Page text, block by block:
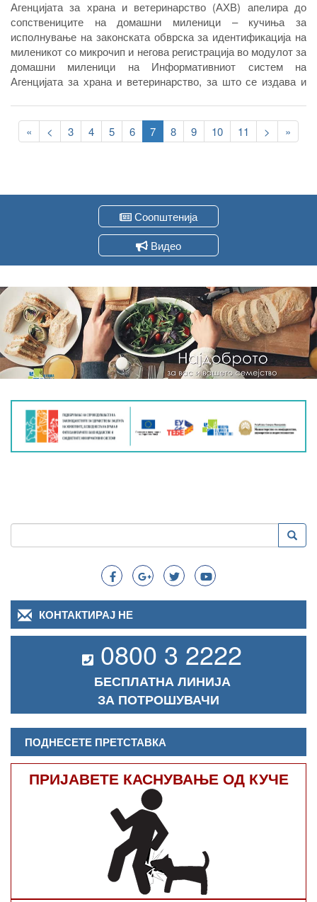
Агенцијата за храна и ветеринарство (АХВ) апелира до
сопствениците на домашни миленици – кучиња за
исполнување на законската обврска за идентификација на
миленикот со микрочип и негова регистрација во модулот за
домашни миленици на Информативниот систем на
Агенцијата за храна и ветеринарство, за што се издава и
еднократна, односно, миленикот чипот го носи до крајот на
животот.
Pagination
First
page
«
Previous
page
< Page
3 Page
4 Page
5 Page
6
Current
page
7 Page
8 Page
9 Page
10 Page
11
Следна
страна
>
Last
page
»
Соопштенија
Видео
Search
Пребарување
КОНТАКТИРАЈ НЕ
0800 3 2222
БЕСПЛАТНА ЛИНИЈА
ЗА ПОТРОШУВАЧИ
ПОДНЕСЕТЕ ПРЕТСТАВКА
ПРИЈАВЕТЕ КАСНУВАЊЕ ОД КУЧЕ